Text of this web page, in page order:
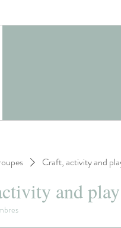
Craft, activity and
and